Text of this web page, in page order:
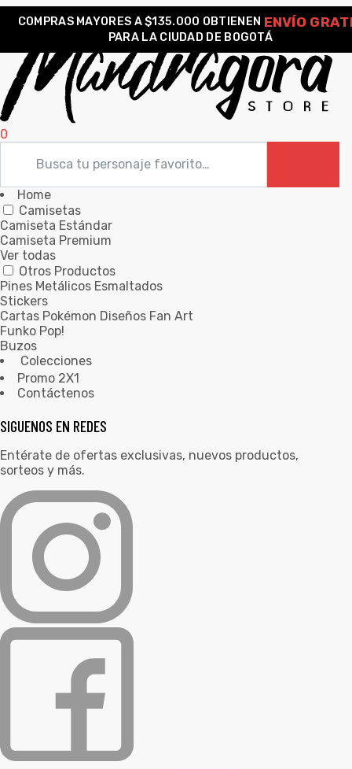
COMPRAS MAYORES A $135.000 OBTIENEN ENVÍO
PARA LA CIUDAD DE BOGOTÁ
0
Home
Camisetas
Camiseta Estándar
Camiseta Premium
Ver todas
Otros Productos
Pines Metálicos Esmaltados
Stickers
Cartas Pokémon Diseños Fan Art
Funko Pop!
Buzos
Colecciones
Promo 2X1
Contáctenos
SIGUENOS EN REDES
Entérate de ofertas exclusivas, nuevos productos,
sorteos y más.